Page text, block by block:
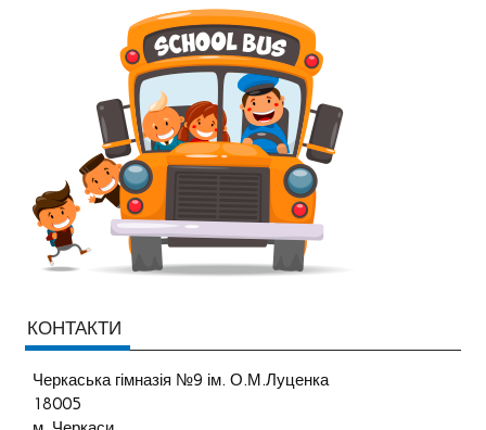
КОНТАКТИ
Черкаська гімназія №9 ім. О.М.Луценка
18005